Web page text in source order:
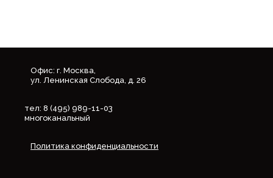
Офис: г. Москва,
ул. Ленинская Слобода, д. 26
тел: 8 (495) 989-11-03
многоканальный
Политика конфиденциальности